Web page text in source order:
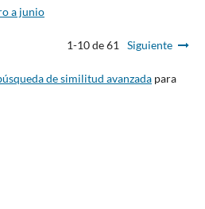
a junio
1-10 de 61 Siguiente
de similitud avanzadapara